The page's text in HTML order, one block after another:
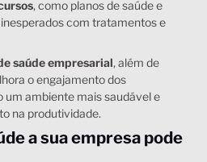
, como planos de saúde e
com tratamentos e
saúde empresarial, além de
o engajamento dos
um ambiente mais saudável e
na produtividade.
a sua empresa pode